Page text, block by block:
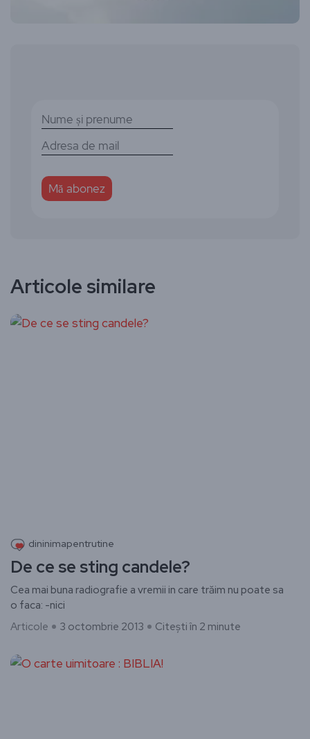
Articole similare
dininimapentrutine
De ce se sting candele?
Cea mai buna radiografie a vremii in care trăim nu poate sa
o faca: -nici
Articole
3 octombrie 2013 Citești în 2 minute